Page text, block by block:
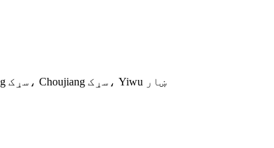
د Tongxin بسته بندۍ صنعتي پارک، نمبر 469، Qi Jiguang سړک، Choujiang سړک، Yiwu ښار